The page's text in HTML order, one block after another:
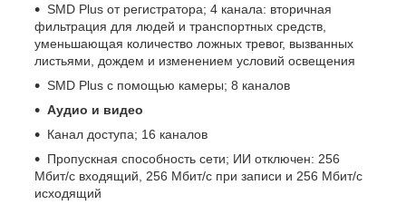
SMD Plus от регистратора; 4 канала: вторичная
фильтрация для людей и транспортных средств,
уменьшающая количество ложных тревог, вызванных
листьями, дождем и изменением условий освещения
SMD Plus с помощью камеры; 8 каналов
Аудио и видео
Канал доступа; 16 каналов
Пропускная способность сети; ИИ отключен: 256
Мбит/с входящий, 256 Мбит/с при записи и 256 Мбит/с
исходящий